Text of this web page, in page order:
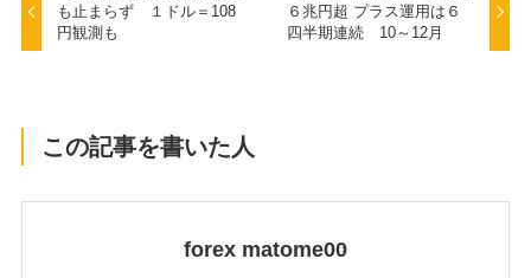
も止まらず １ドル＝108
円観測も
６兆円超 プラス運用は６
四半期連続 10～12月
この記事を書いた人
forex matome00